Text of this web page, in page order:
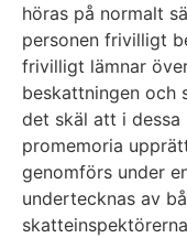
höras på normalt
personen frivilligt
frivilligt lämnar
beskattningen och
det skäl att i
promemoria
genomförs under
undertecknas av